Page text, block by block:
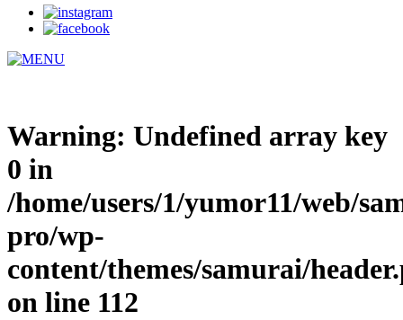
Warning: Undefined array key
0 in
/home/users/1/yumor11/web/
pro/wp-
content/themes/samurai/
on line 112